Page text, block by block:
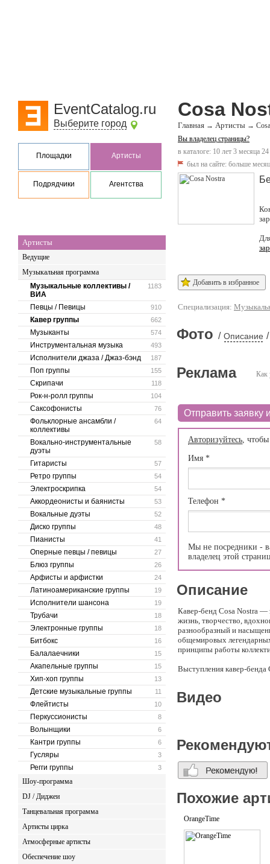
EventCatalog.ru
Выберите город
Площадки Артисты
Подрядчики Агентства
Артисты
Ведущие
Музыкальная программа
1183
Музыкальные коллективы /
ВИА
910
Певцы / Певицы
662
Кавер группы
574
Музыканты
493
Инструментальная музыка
187
Исполнители джаза / Джаз-бэнд
155
Поп группы
118
Скрипачи
104
Рок-н-ролл группы
76
Саксофонисты
64
Фольклорные ансамбли /
коллективы
58
Вокально-инструментальные
дуэты
57
Гитаристы
54
Ретро группы
54
Электроскрипка
53
Аккордеонисты и баянисты
52
Вокальные дуэты
48
Диско группы
41
Пианисты
27
Оперные певцы / певицы
26
Блюз группы
24
Арфисты и арфистки
19
Латиноамериканские группы
19
Исполнители шансона
18
Трубачи
18
Электронные группы
16
Битбокс
15
Балалаечники
15
Акапельные группы
13
Хип-хоп группы
11
Детские музыкальные группы
10
Флейтисты
8
Перкуссионисты
6
Волынщики
6
Кантри группы
3
Гусляры
3
Регги группы
Шоу-программа
DJ / Диджеи
Танцевальная программа
Артисты цирка
Атмосферные артисты
Обеспечение шоу
Cosa
Главная → Артисты →
Вы владелец страницы?
в каталоге: 10 лет 3 месяца
был на сайте: больше
Добавить в избранное
Специализация:
Фото / Описание /
Как
Реклама
Отправить заявку
Авторизуйтесь,
Имя *
Телефон *
Мы не посредники -
владелец этой
Описание
Кавер-бенд Cosa Nostra —
жизнь, творчество,
разнообразный и
общемировых
принципы работы
Выступления кавер-
пройдет в дружеской и
Стоит отметить, что
зажигательным
Видео
Похожие
OrangeTime